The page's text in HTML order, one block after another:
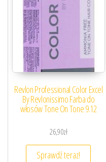
Revlon Professional Color Excel
By Revlonissimo Farba do
włosów Tone On Tone 9.12
26,90zł
Sprawdź teraz!